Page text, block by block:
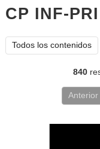
CP INF-
Todos los contenidos
840
Anterior